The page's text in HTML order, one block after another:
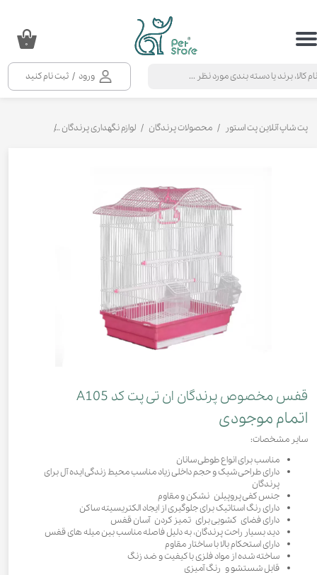
ورود / ثبت نام کنید
حساب کاربری من
خروج از حساب کاربری
۰
پت شاپ آنلاین پت استور محصولات پرندگان لوازم نگهداری پرندگان
قفس مخصوص پرندگان ان تی پت کد A105
اتمام موجودی
سایر مشخصات:
مناسب برای انواع طوطی سانان
دارای طراحی شیک و حجم داخلی زیاد مناسب محیط زندگی ایده آل برای
پرندگان
جنس کفی پروپیلن نشکن و مقاوم
دارای رنگ استاتیک برای جلوگیری از ایجاد الکتریسیته ساکن
دارای فضای کشویی برای تمیز کردن آسان قفس
دید بسیار راحت پرندگان، به دلیل فاصله مناسب بین میله های قفس
دارای استحکام بالا با ساختار مقاوم
ساخته شده از مواد فلزی با کیفیت و ضد زنگ
قابل شستشو و رنگ آمیزی